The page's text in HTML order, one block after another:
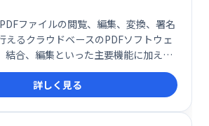
ファイルの閲覧、編集、変換、署名
えるクラウドベースのPDFソフトウェ
結合、編集といった主要機能に加え、
形式との相互変換にも対応。直感的な
ネスにおけるドキュメント管理を効率
の日常業務をスムーズにサポートしま
詳しく見る